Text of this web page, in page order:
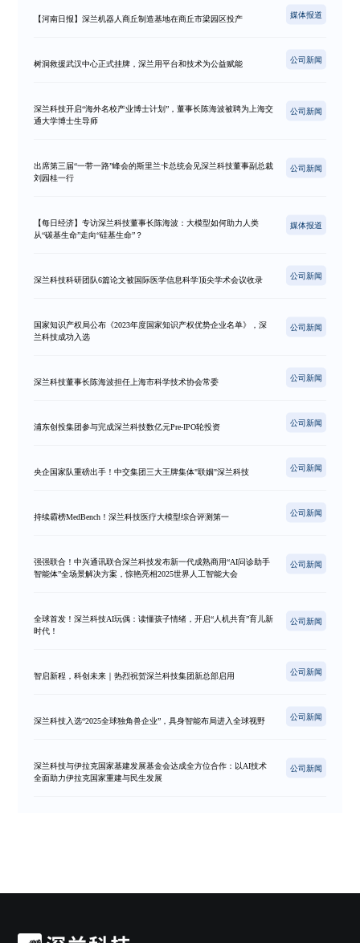
【河南日报】深兰机器人商丘制造基地在商丘市梁园区投产 媒体报道
树洞救援武汉中心正式挂牌，深兰用平台和技术为公益赋能 公司新闻
深兰科技开启“海外名校产业博士计划”，董事长陈海波被聘为上海交
通大学博士生导师
公司新闻
出席第三届“一带一路”峰会的斯里兰卡总统会见深兰科技董事副总裁
刘园桂一行
公司新闻
【每日经济】专访深兰科技董事长陈海波：大模型如何助力人类
从“碳基生命”走向“硅基生命”？
媒体报道
深兰科技科研团队6篇论文被国际医学信息科学顶尖学术会议收录 公司新闻
国家知识产权局公布《2023年度国家知识产权优势企业名单》，深
兰科技成功入选
公司新闻
深兰科技董事长陈海波担任上海市科学技术协会常委 公司新闻
浦东创投集团参与完成深兰科技数亿元Pre-IPO轮投资 公司新闻
央企国家队重磅出手！中交集团三大王牌集体"联姻"深兰科技 公司新闻
持续霸榜MedBench！深兰科技医疗大模型综合评测第一 公司新闻
强强联合！中兴通讯联合深兰科技发布新一代成熟商用“AI问诊助手
智能体”全场景解决方案，惊艳亮相2025世界人工智能大会
公司新闻
全球首发！深兰科技AI玩偶：读懂孩子情绪，开启“人机共育”育儿新
时代！
公司新闻
智启新程，科创未来｜热烈祝贺深兰科技集团新总部启用 公司新闻
深兰科技入选“2025全球独角兽企业”，具身智能布局进入全球视野 公司新闻
深兰科技与伊拉克国家基建发展基金会达成全方位合作：以AI技术
全面助力伊拉克国家重建与民生发展
公司新闻